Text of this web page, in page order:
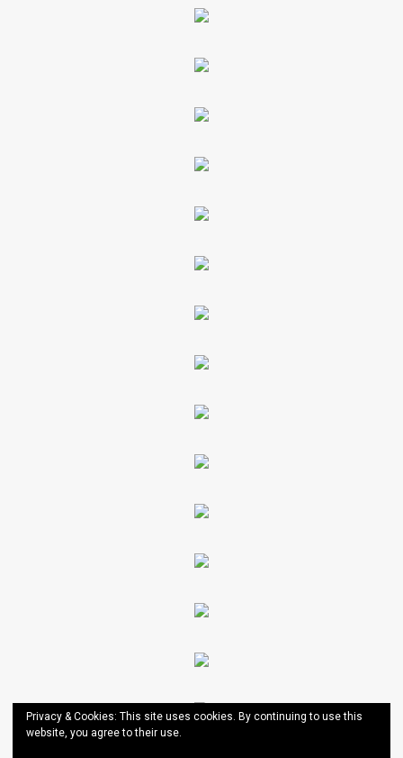
Privacy & Cookies: This site uses cookies. By continuing to use this
website, you agree to their use.